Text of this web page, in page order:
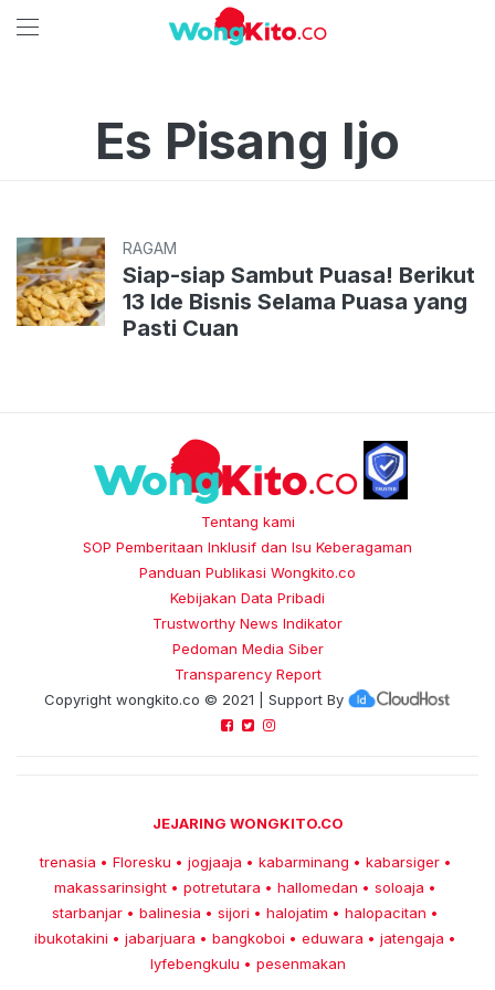
Es Pisang Ijo
RAGAM
Siap-siap Sambut Puasa! Berikut
13 Ide Bisnis Selama Puasa yang
Pasti Cuan
Tentang kami
SOP Pemberitaan Inklusif dan Isu Keberagaman
Panduan Publikasi Wongkito.co
Kebijakan Data Pribadi
Trustworthy News Indikator
Pedoman Media Siber
Transparency Report
Copyright wongkito.co © 2021 | Support By
JEJARING WONGKITO.CO
trenasia • Floresku • jogjaaja • kabarminang • kabarsiger •
makassarinsight • potretutara • hallomedan • soloaja •
starbanjar • balinesia • sijori • halojatim • halopacitan •
ibukotakini • jabarjuara • bangkoboi • eduwara • jatengaja •
lyfebengkulu • pesenmakan